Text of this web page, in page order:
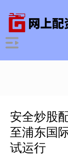
安全炒股
至浦东国
试运行